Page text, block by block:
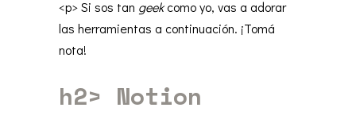
<p> Si sos tan geekcomo yo, vas a adorar
las herramientas a continuación. ¡Tomá
nota!
h2> Notion